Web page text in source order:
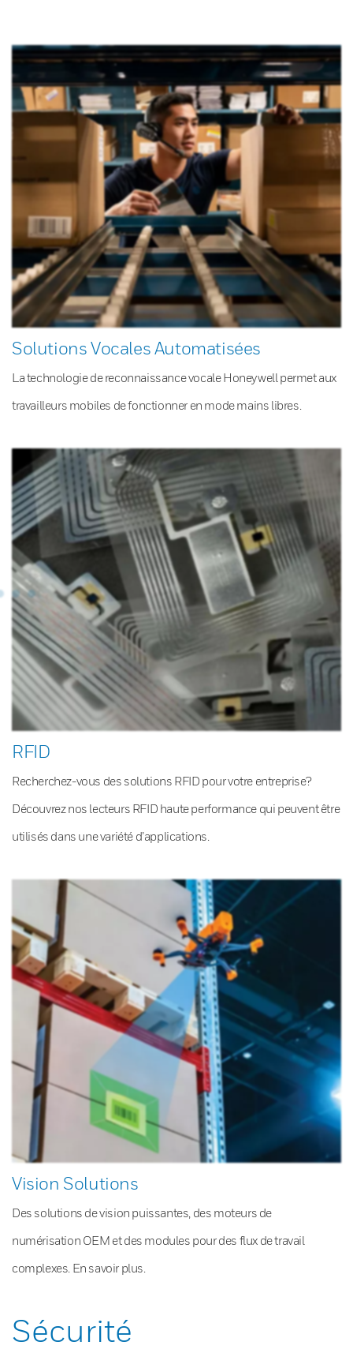
Solutions Vocales Automatisées
La technologie de reconnaissance vocale Honeywell permet aux
travailleurs mobiles de fonctionner en mode mains libres.
RFID
Recherchez-vous des solutions RFID pour votre entreprise?
Découvrez nos lecteurs RFID haute performance qui peuvent être
utilisés dans une variété d’applications.
Vision Solutions
Des solutions de vision puissantes, des moteurs de
numérisation OEM et des modules pour des flux de travail
complexes. En savoir plus.
Sécurité